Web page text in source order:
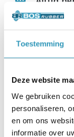
Toestemming
Deze website
We gebruiken
personaliseren,
en om ons
informatie over
Zo ben je
Beschrijving